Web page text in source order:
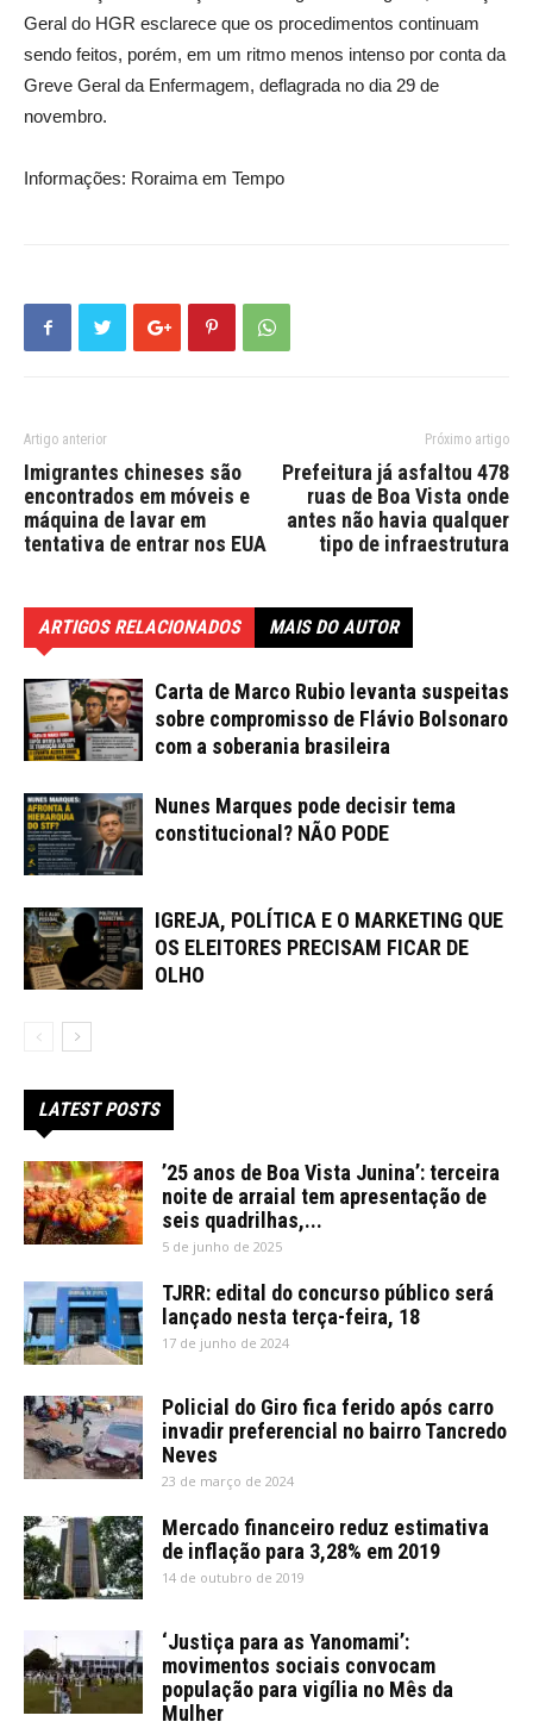
Geral do HGR esclarece que os procedimentos continuam
sendo feitos, porém, em um ritmo menos intenso por conta da
Greve Geral da Enfermagem, deflagrada no dia 29 de
novembro.
Informações: Roraima em Tempo
Artigo anterior
Imigrantes chineses são
encontrados em móveis e
máquina de lavar em
tentativa de entrar nos EUA
Próximo artigo
Prefeitura já asfaltou 478
ruas de Boa Vista onde
antes não havia qualquer
tipo de infraestrutura
ARTIGOS RELACIONADOS MAIS DO AUTOR
Carta de Marco Rubio levanta suspeitas
sobre compromisso de Flávio Bolsonaro
com a soberania brasileira
Nunes Marques pode decisir tema
constitucional? NÃO PODE
IGREJA, POLÍTICA E O MARKETING QUE
OS ELEITORES PRECISAM FICAR DE
OLHO
LATEST POSTS
’25 anos de Boa Vista Junina’: terceira
noite de arraial tem apresentação de
seis quadrilhas,...
5 de junho de 2025
TJRR: edital do concurso público será
lançado nesta terça-feira, 18
17 de junho de 2024
Policial do Giro fica ferido após carro
invadir preferencial no bairro Tancredo
Neves
23 de março de 2024
Mercado financeiro reduz estimativa
de inflação para 3,28% em 2019
14 de outubro de 2019
‘Justiça para as Yanomami’:
movimentos sociais convocam
população para vigília no Mês da
Mulher